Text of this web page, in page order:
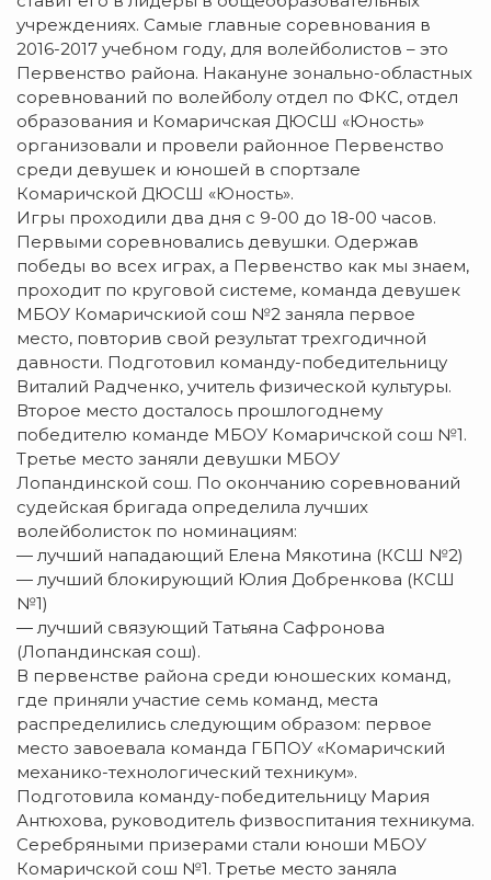
учреждениях. Самые главные соревнования в
2016-2017 учебном году, для волейболистов – это
Первенство района. Накануне зонально-областных
соревнований по волейболу отдел по ФКС, отдел
образования и Комаричская ДЮСШ «Юность»
организовали и провели районное Первенство
среди девушек и юношей в спортзале
Комаричской ДЮСШ «Юность».
Игры проходили два дня с 9-00 до 18-00 часов.
Первыми соревновались девушки. Одержав
победы во всех играх, а Первенство как мы знаем,
проходит по круговой системе, команда девушек
МБОУ Комаричскиой сош №2 заняла первое
место, повторив свой результат трехгодичной
давности. Подготовил команду-победительницу
Виталий Радченко, учитель физической культуры.
Второе место досталось прошлогоднему
победителю команде МБОУ Комаричской сош №1.
Третье место заняли девушки МБОУ
Лопандинской сош. По окончанию соревнований
судейская бригада определила лучших
волейболисток по номинациям:
— лучший нападающий Елена Мякотина (КСШ №2)
— лучший блокирующий Юлия Добренкова (КСШ
№1)
— лучший связующий Татьяна Сафронова
(Лопандинская сош).
В первенстве района среди юношеских команд,
где приняли участие семь команд, места
распределились следующим образом: первое
место завоевала команда ГБПОУ «Комаричский
механико-технологический техникум».
Подготовила команду-победительницу Мария
Антюхова, руководитель физвоспитания техникума.
Серебряными призерами стали юноши МБОУ
Комаричской сош №1. Третье место заняла